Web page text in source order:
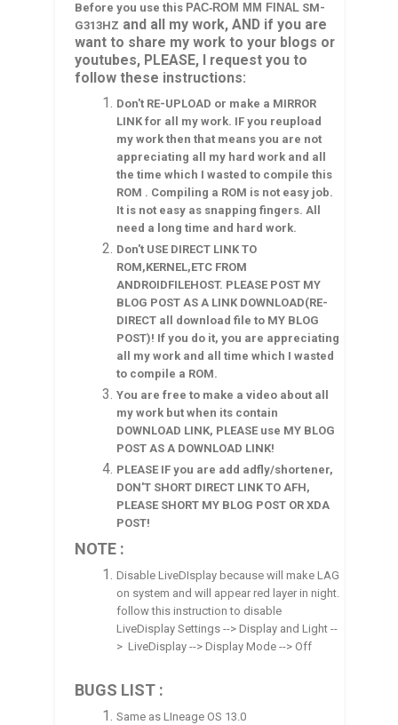
Before you use this PAC-ROM MM FINALSM-
G313HZ and all my work, AND if you are
want to share my work to your blogs or
youtubes, PLEASE, I request you to
follow these instructions:
Don't RE-UPLOAD or make a MIRROR
LINK for all my work. IF you reupload
my work then that means you are not
appreciating all my hard work and all
the time which I wasted to compile this
ROM . Compiling a ROM is not easy job.
It is not easy as snapping fingers. All
need a long time and hard work.
Don't USE DIRECT LINK TO
ROM,KERNEL,ETC FROM
ANDROIDFILEHOST. PLEASE POST MY
BLOG POST AS A LINK DOWNLOAD(RE-
DIRECT all download file to MY BLOG
POST)! If you do it, you are appreciating
all my work and all time which I wasted
to compile a ROM.
You are free to make a video about all
my work but when its contain
DOWNLOAD LINK, PLEASE use MY BLOG
POST AS A DOWNLOAD LINK!
PLEASE IF you are add adfly/shortener,
DON'T SHORT DIRECT LINK TO AFH,
PLEASE SHORT MY BLOG POST OR XDA
POST!
NOTE :
Disable LiveDIsplay because will make LAG
on system and will appear red layer in night.
follow this instruction to disable
LiveDisplay Settings --> Display and Light --
> LiveDisplay --> Display Mode --> Off
BUGS LIST :
Same as LIneage OS 13.0